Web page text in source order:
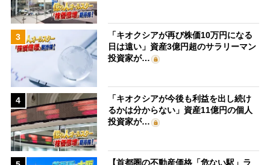
3
「キオクシアが再び株価10万円になる
日は遠い」資産3億円超のサラリーマン
投資家が…
4
「キオクシアが今後も利益を出し続け
るかは分からない」資産11億円の個人
投資家が…
【首都圏の不動産価格「危ない駅」ラ